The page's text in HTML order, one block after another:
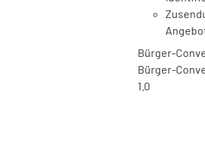
Bürger-
Bürger-
1.0